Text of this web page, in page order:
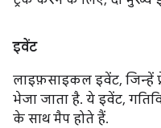
इवेंट
लाइफ़साइकल इवेंट, जिन्हें
भेजा जाता है. ये इवेंट,
के साथ मैप होते हैं.